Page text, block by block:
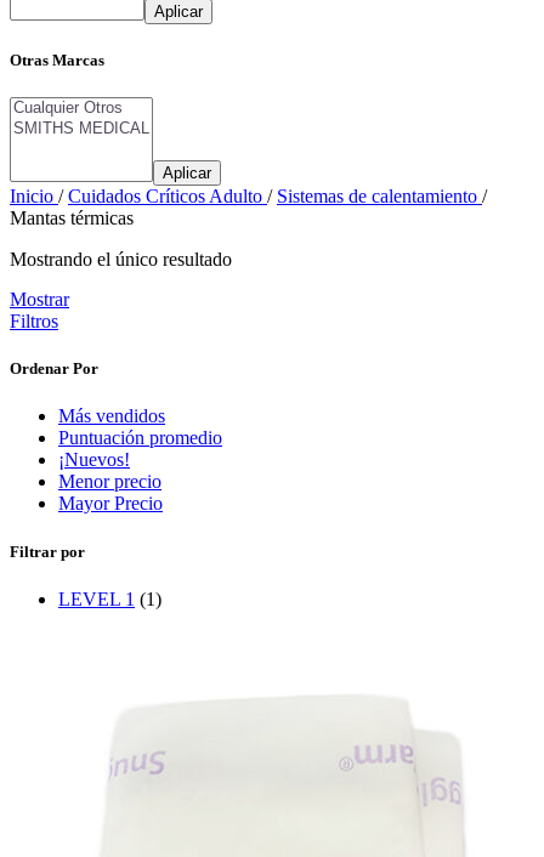
Aplicar
Otras Marcas
Aplicar
Inicio / Cuidados Críticos Adulto / Sistemas de calentamiento /
Mantas térmicas
Mostrando el único resultado
Mostrar
Filtros
Ordenar Por
Más vendidos
Puntuación promedio
¡Nuevos!
Menor precio
Mayor Precio
Filtrar por
LEVEL 1 (1)